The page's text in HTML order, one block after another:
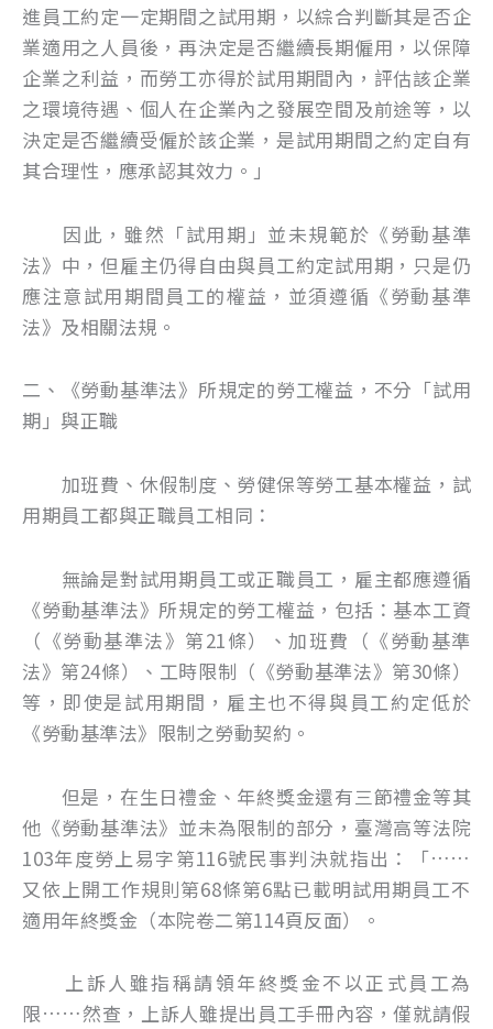
進員工約定一定期間之試用期，以綜合判斷其是否企
業適用之人員後，再決定是否繼續長期僱用，以保障
企業之利益，而勞工亦得於試用期間內，評估該企業
之環境待遇、個人在企業內之發展空間及前途等，以
決定是否繼續受僱於該企業，是試用期間之約定自有
其合理性，應承認其效力。」
因此，雖然「試用期」並未規範於《勞動基準
法》中，但雇主仍得自由與員工約定試用期，只是仍
應注意試用期間員工的權益，並須遵循《勞動基準
法》及相關法規。
二、《勞動基準法》所規定的勞工權益，不分「試用
期」與正職
加班費、休假制度、勞健保等勞工基本權益，試
用期員工都與正職員工相同：
無論是對試用期員工或正職員工，雇主都應遵循
《勞動基準法》所規定的勞工權益，包括：基本工資
（《勞動基準法》第21條）、加班費（《勞動基準
法》第24條）、工時限制（《勞動基準法》第30條）
等，即使是試用期間，雇主也不得與員工約定低於
《勞動基準法》限制之勞動契約。
但是，在生日禮金、年終獎金還有三節禮金等其
他《勞動基準法》並未為限制的部分，臺灣高等法院
103年度勞上易字第116號民事判決就指出：「……
又依上開工作規則第68條第6點已載明試用期員工不
適用年終獎金（本院卷二第114頁反面）。
上訴人雖指稱請領年終獎金不以正式員工為
限……然查，上訴人雖提出員工手冊內容，僅就請假